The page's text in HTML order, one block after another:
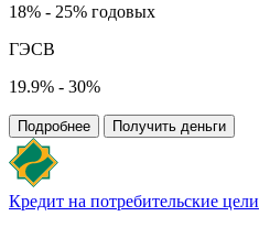
18% - 25% годовых
ГЭСВ
19.9% - 30%
Подробнее Получить деньги
Кредит на потребительские цели